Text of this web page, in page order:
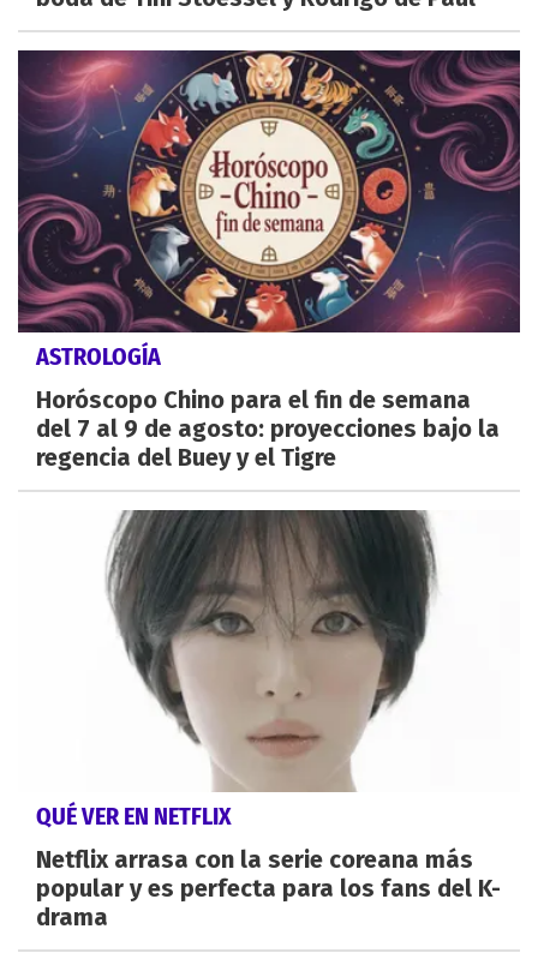
ASTROLOGÍA
Horóscopo Chino para el fin de semana
del 7 al 9 de agosto: proyecciones bajo la
regencia del Buey y el Tigre
QUÉ VER EN NETFLIX
Netflix arrasa con la serie coreana más
popular y es perfecta para los fans del K-
drama